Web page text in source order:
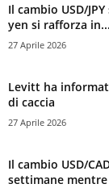
Il cambio USD/
yen si rafforza in...
27 Aprile 2026
Levitt ha
di caccia
27 Aprile 2026
Il cambio USD/
settimane mentre